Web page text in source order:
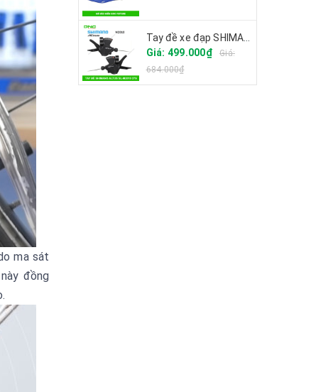
ma sát
đồng
Giá: 499.000₫
Giá:
684.000₫